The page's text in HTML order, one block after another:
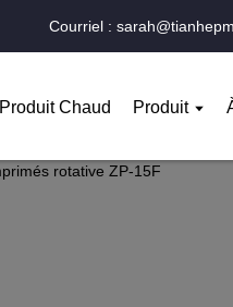
Courriel :
Produit Chaud Produit